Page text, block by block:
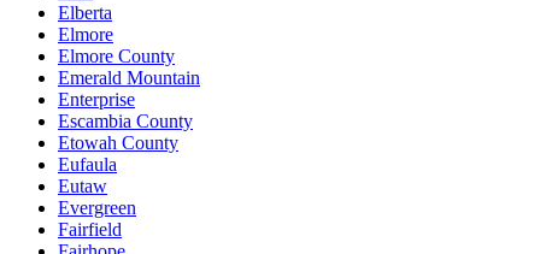
Elberta
Elmore
Elmore County
Emerald Mountain
Enterprise
Escambia County
Etowah County
Eufaula
Eutaw
Evergreen
Fairfield